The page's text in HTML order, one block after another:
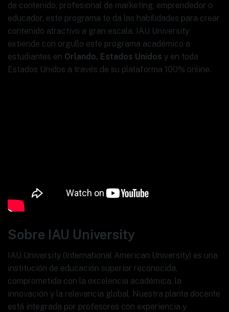
de contenido, profesional de marketing, emprendedor o
educador, este programa te da las habilidades para crear
contenido atractivo a gran escala. IAU University
extiende con orgullo este programa académico a
estudiantes en Orlando, Estados Unidos y en toda
Estados Unidos a través de su plataforma 100% online.
Sobre IAU University
IAU University (International American University) es una
institución de educación superior reconocida,
comprometida con la excelencia académica, la
innovación y la relevancia global. Nuestra planta docente
está integrada por profesores con experiencia y